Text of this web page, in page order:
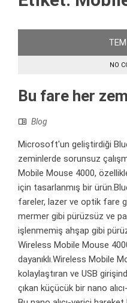
TEM
NO
Bu fare her
Blog
Microsoft'un geliştirdiği
zeminlerde sorunsuz
Mobile Mouse 4000,
için tasarlanmış bir
fareler, lazer ve optik fare
mermer gibi pürüzsüz ve
işlenmemiş ahşap gibi
Wireless Mobile Mouse
dayanıklı.Wireless Mobile
kolaylaştıran ve USB
çıkan küçücük bir nano